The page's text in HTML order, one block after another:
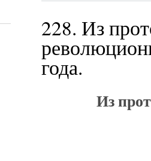
228. Из
года.
Из